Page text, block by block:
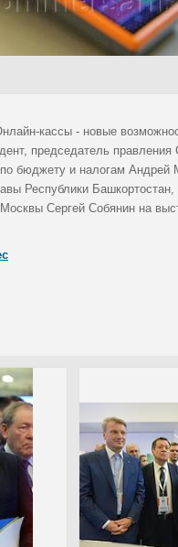
кассы - новые
председатель
бюджету и налогам
Республики
Сергей Собянин на